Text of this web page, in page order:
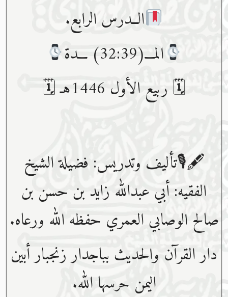
الــدرس الرابع.
المـــ(32:39) ـــدة
🗓 ربيع الأول 1446هـ 🗓
🖋🎙تأليف وتدريس: فضيلة الشيخ
الفقيه: أبي عبدﷲ زايد بن حسن بن
صالح الوصابي العمري حفظه ﷲ ورعاه.
دار القرآن والحديث بباجدار زنجبار أبين
اليمن حرسها الله.